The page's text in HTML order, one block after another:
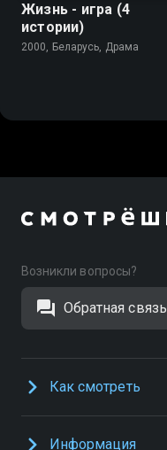
Жизнь - игра (4
истории)
2000, Беларусь, Драма
Возникли вопросы?
Обратная связь
Как смотреть
Информация